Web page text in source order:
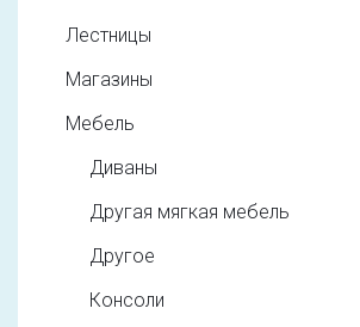
Лестницы
Магазины
Мебель
Диваны
Другая мягкая мебель
Другое
Консоли